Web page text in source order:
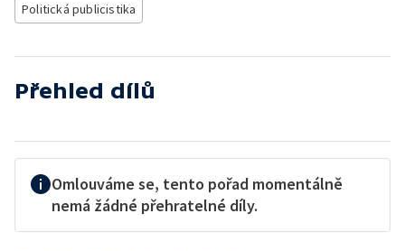
Politická publicistika
Přehled dílů
Omlouváme se, tento pořad momentálně
nemá žádné přehratelné díly.